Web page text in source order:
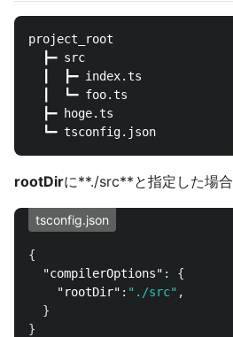
project_root
  ┣━ src
  ┃  ┣━ index.ts
  ┃  ┗━ foo.ts
  ┣━ hoge.ts
rootDirに**./src**と指定した場合
tsconfig.json
{
"compilerOptions" :
{
"rootDir" : "./src" ,
}
}